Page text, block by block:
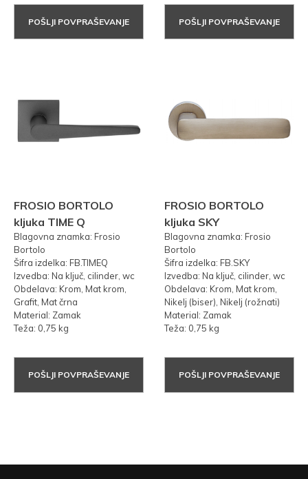
POŠLJI POVPRAŠEVANJE POŠLJI POVPRAŠEVANJE
FROSIO BORTOLO
kljuka TIME Q
Blagovna znamka: Frosio
Bortolo
Šifra izdelka: FB.TIMEQ
Izvedba: Na ključ, cilinder, wc
Obdelava: Krom, Mat krom,
Grafit, Mat črna
Material: Zamak
Teža: 0,75 kg
POŠLJI POVPRAŠEVANJE
FROSIO BORTOLO
kljuka SKY
Blagovna znamka: Frosio
Bortolo
Šifra izdelka: FB.SKY
Izvedba: Na ključ, cilinder, wc
Obdelava: Krom, Mat krom,
Nikelj (biser), Nikelj (rožnati)
Material: Zamak
Teža: 0,75 kg
POŠLJI POVPRAŠEVANJE